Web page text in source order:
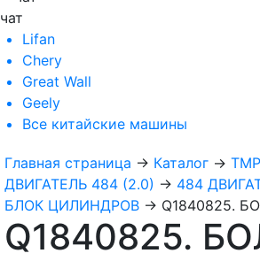
чат
Lifan
Chery
Great Wall
Geely
Все китайские машины
Главная страница → Каталог → TMP
ДВИГАТЕЛЬ 484 (2.0) → 484
БЛОК ЦИЛИНДРОВ → Q1840825.
Q1840825.